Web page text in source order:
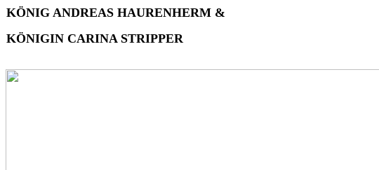
KÖNIG ANDREAS HAURENHERM &
KÖNIGIN CARINA STRIPPER